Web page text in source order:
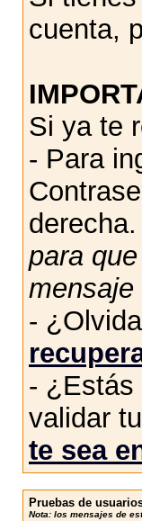
cuenta,
Si ya te
- Para
derecha.
para
mensaje
-
- ¿Estás
validar
te sea
Pruebas de
Nota: los mensajes de